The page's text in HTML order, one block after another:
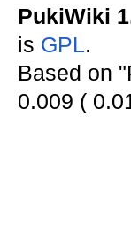
PukiWiki
is GPL.
Based on
0.009 (